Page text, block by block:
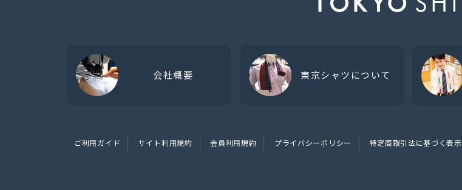
会社概要 東京シャツについて
ご利用ガイド サイト利用規約 会員利用規約 プライバシーポリシー 特定商取引法に基づく表示